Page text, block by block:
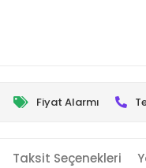
Fiyat Alarmı
Taksit Seçenekleri